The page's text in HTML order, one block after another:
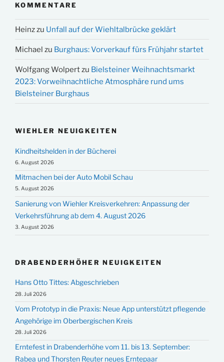
KOMMENTARE
Heinzzu Unfall auf der Wiehltalbrücke geklärt
Michael zu Burghaus: Vorverkauf fürs Frühjahr startet
Wolfgang Wolpertzu Bielsteiner Weihnachtsmarkt
2023: Vorweihnachtliche Atmosphäre rund ums
Bielsteiner Burghaus
WIEHLER NEUIGKEITEN
Kindheitshelden in der Bücherei
6. August 2026
Mitmachen bei der Auto Mobil Schau
5. August 2026
Sanierung von Wiehler Kreisverkehren: Anpassung der
Verkehrsführung ab dem 4. August 2026
3. August 2026
DRABENDERHÖHER NEUIGKEITEN
Hans Otto Tittes: Abgeschrieben
28. Juli 2026
Vom Prototyp in die Praxis: Neue App unterstützt pflegende
Angehörige im Oberbergischen Kreis
28. Juli 2026
Erntefest in Drabenderhöhe vom 11. bis 13. September:
Rabea und Thorsten Reuter neues Erntepaar